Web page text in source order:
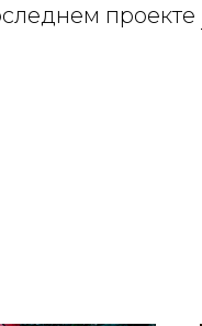
проекте